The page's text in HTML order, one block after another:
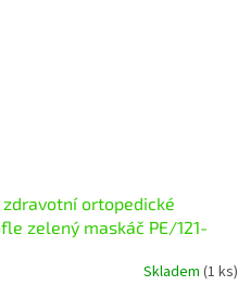
zdravotní ortopedické
zelený maskáč PE/121-
Skladem (1 ks)